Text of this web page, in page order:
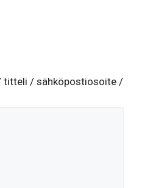
titteli / sähköpostiosoite /